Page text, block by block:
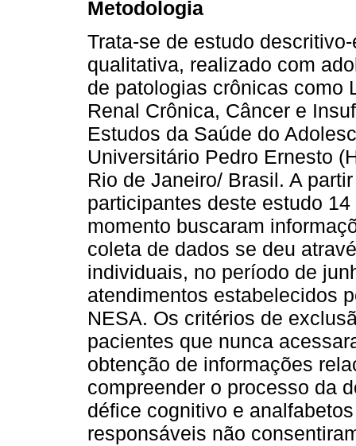
Metodologia
Trata-se de estudo
qualitativa, realizado com
de patologias crônicas como
Renal Crônica, Câncer e
Estudos da Saúde do
Universitário Pedro Ernesto
Rio de Janeiro/ Brasil. A
participantes deste estudo
momento buscaram
coleta de dados se deu
individuais, no período de
atendimentos estabelecidos
NESA. Os critérios de
pacientes que nunca
obtenção de informações
compreender o processo da
défice cognitivo e
responsáveis não